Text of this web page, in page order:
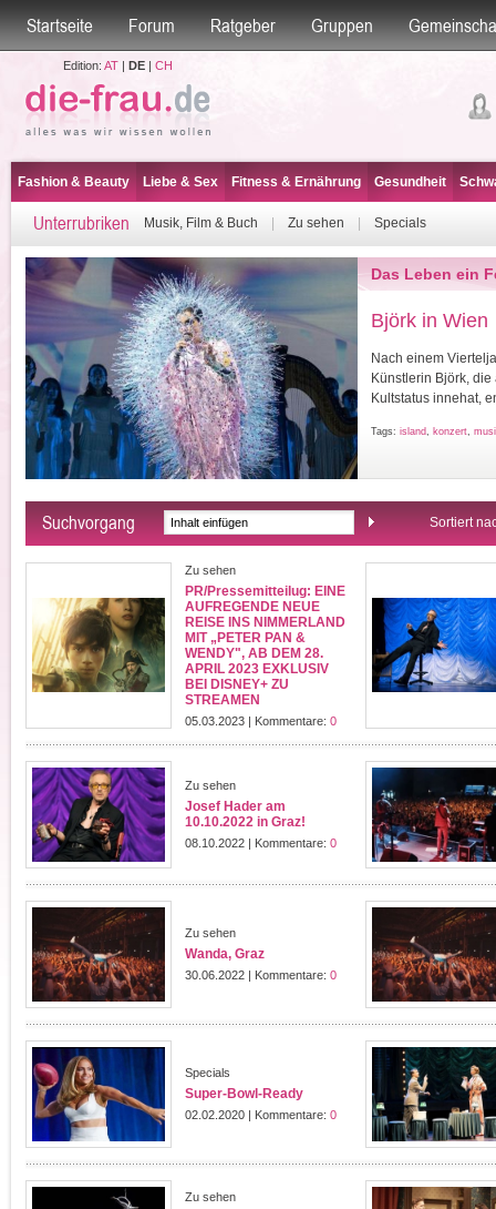
Startseite Forum Ratgeber Gruppen
Edition: AT| DE| CH
Fashion & Beauty Liebe & Sex Fitness & Ernährung Gesundheit
Unterrubriken Musik, Film & Buch Zu sehen Specials
Das Leben ein
Björk in Wien
Nach einem
Künstlerin Björk,
Kultstatus innehat,
Tags: island, konzert,
Suchvorgang Sortiert
Zu sehen
PR/Pressemitteilug: EINE
AUFREGENDE NEUE
REISE INS NIMMERLAND
MIT „PETER PAN &
WENDY", AB DEM 28.
APRIL 2023 EXKLUSIV
BEI DISNEY+ ZU
STREAMEN
05.03.2023 | Kommentare: 0
Zu sehen
Josef Hader am
10.10.2022 in Graz!
08.10.2022 | Kommentare: 0
Zu sehen
Wanda, Graz
30.06.2022 | Kommentare: 0
Specials
Super-Bowl-Ready
02.02.2020 | Kommentare: 0
Zu sehen